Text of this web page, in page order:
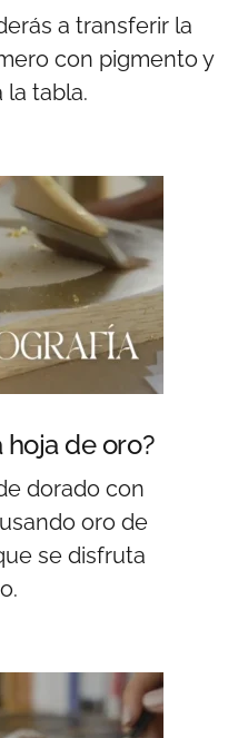
a transferir la
con pigmento y
la tabla.
hoja de oro?
dorado con
oro de
se disfruta